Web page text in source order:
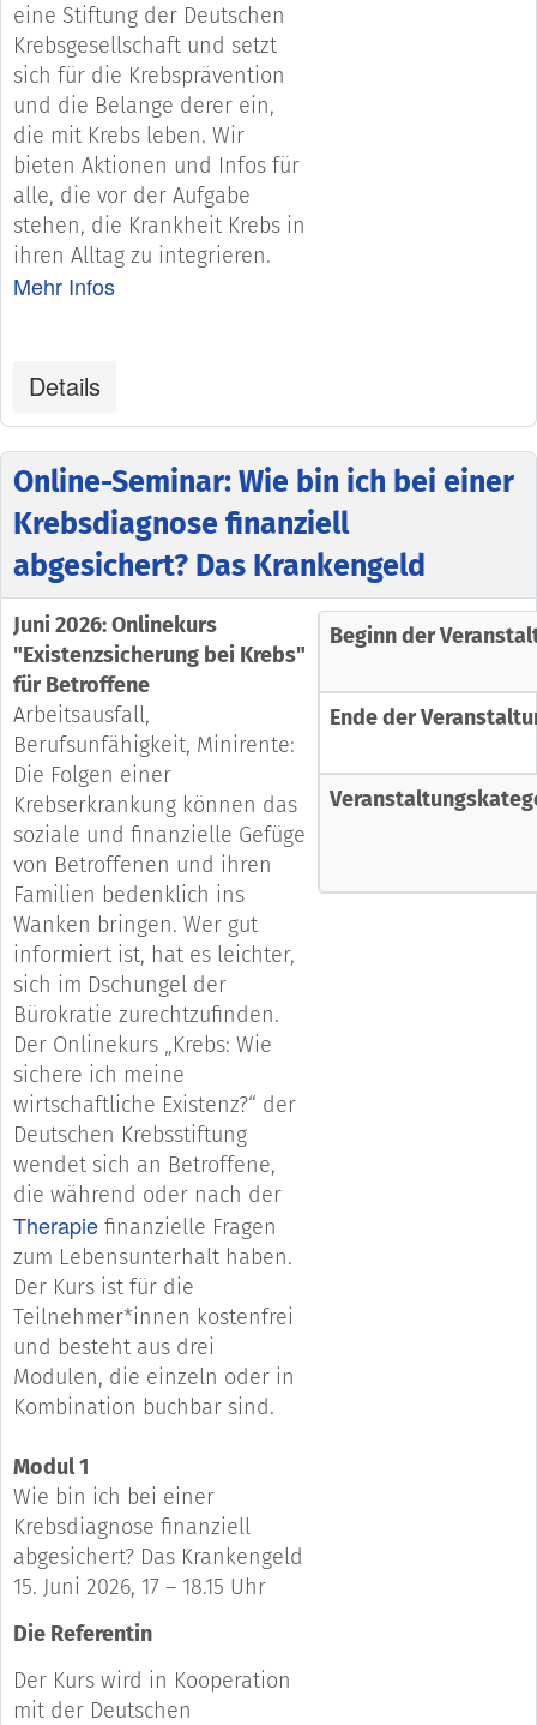
eine Stiftung der Deutschen
Krebsgesellschaft und setzt
sich für die Krebsprävention
und die Belange derer ein,
die mit Krebs leben. Wir
bieten Aktionen und Infos für
alle, die vor der Aufgabe
stehen, die Krankheit Krebs in
ihren Alltag zu integrieren.
Mehr Infos
Details
Online-Seminar: Wie bin ich bei einer
Krebsdiagnose finanziell
abgesichert? Das Krankengeld
Juni 2026: Onlinekurs
"Existenzsicherung bei Krebs"
für Betroffene
Arbeitsausfall,
Berufsunfähigkeit, Minirente:
Die Folgen einer
Krebserkrankung können das
soziale und finanzielle Gefüge
von Betroffenen und ihren
Familien bedenklich ins
Wanken bringen. Wer gut
informiert ist, hat es leichter,
sich im Dschungel der
Bürokratie zurechtzufinden.
Der Onlinekurs „Krebs: Wie
sichere ich meine
wirtschaftliche Existenz?“ der
Deutschen Krebsstiftung
wendet sich an Betroffene,
die während oder nach der
Therapie finanzielle Fragen
zum Lebensunterhalt haben.
Der Kurs ist für die
Teilnehmer*innen kostenfrei
und besteht aus drei
Modulen, die einzeln oder in
Kombination buchbar sind.
Modul 1
Wie bin ich bei einer
Krebsdiagnose finanziell
abgesichert? Das Krankengeld
15. Juni 2026, 17 – 18.15 Uhr
Die Referentin
Der Kurs wird in Kooperation
mit der Deutschen
Beginn der
Ende der